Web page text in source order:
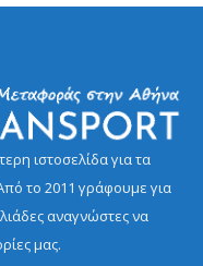
ιστοσελίδα για τα
το 2011 γράφουμε για
αναγνώστες να
μας.